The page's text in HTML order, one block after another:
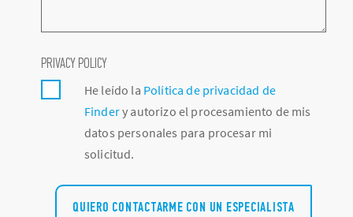
PRIVACY POLICY
He leído la Política de privacidad de
Findery autorizo ​​el procesamiento de mis
datos personales para procesar mi
solicitud.
QUIERO CONTACTARME CON UN ESPECIALISTA